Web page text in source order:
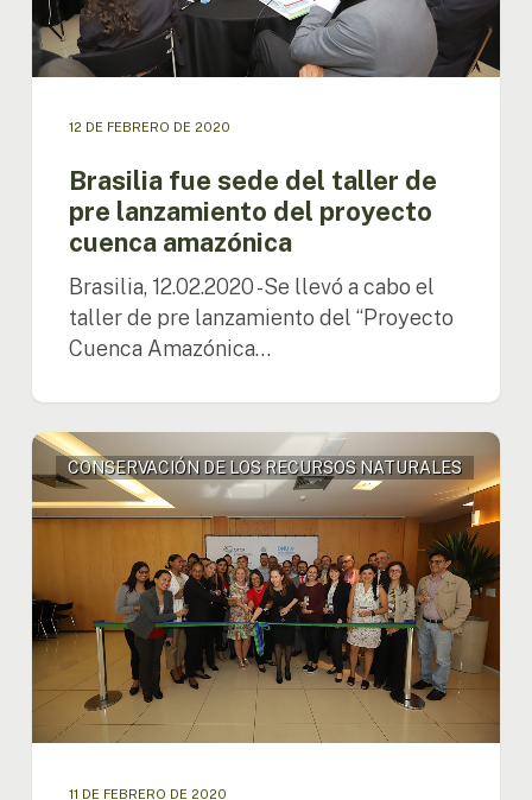
proyecto
cuenca
amazónica
12 DE FEBRERO DE 2020
Brasilia fue sede del taller de
pre lanzamiento del proyecto
cuenca amazónica
Brasilia, 12.02.2020 -Se llevó a cabo el
taller de pre lanzamiento del “Proyecto
Cuenca Amazónica…
Es
realizado
pre
proyecto
regional
que
beneficiará
la
cuenca
CONSERVACIÓN DE LOS RECURSOS NATURALES
11 DE FEBRERO DE 2020